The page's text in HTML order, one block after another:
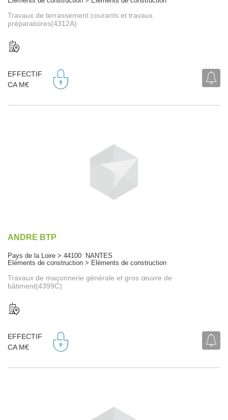
Travaux de terrassement courants et travaux
préparatoires(4312A)
EFFECTIF
CA M€
ANDRE BTP
Pays de la Loire > 44100 NANTES
Eléments de construction > Eléments de construction
Travaux de maçonnerie générale et gros œuvre de
bâtiment(4399C)
EFFECTIF
CA M€